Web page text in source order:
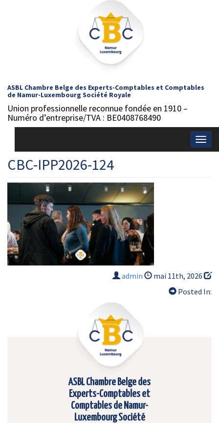
ASBL Chambre Belge des Experts-Comptables et Comptables
de Namur-Luxembourg Société Royale
Union professionnelle reconnue fondée en 1910 –
Numéro d’entreprise/TVA : BE0408768490
CBC-IPP2026-124
admin
mai 11th, 2026
Posted In:
ASBL Chambre Belge des
Experts-Comptables et
Comptables de Namur-
Luxembourg Société